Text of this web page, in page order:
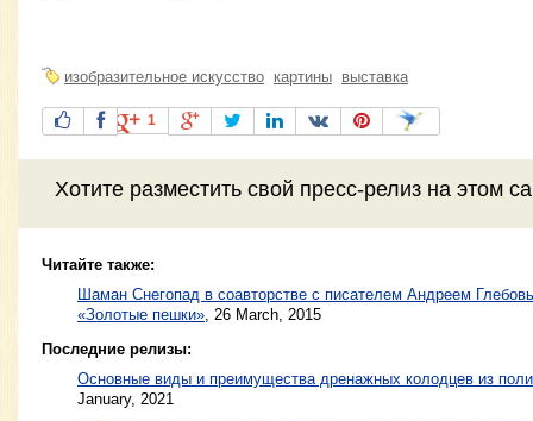
изобразительное искусство картины выставка
1
Хотите разместить свой пресс-релиз на этом
Читайте также:
Шаман Снегопад в соавторстве с писателем Андреем
«Золотые пешки» 26 March, 2015
Последние релизы:
Основные виды и преимущества дренажных колодцев из
January, 2021